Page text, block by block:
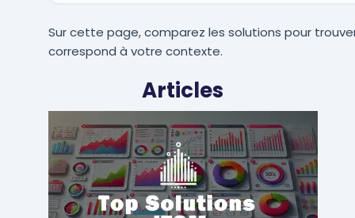
Sur cette page, comparez les solutions pour
correspond à votre contexte.
Articles